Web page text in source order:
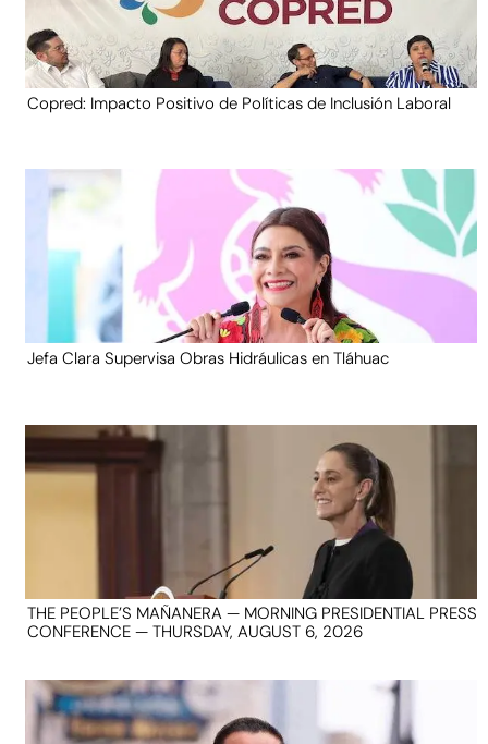
Copred: Impacto Positivo de Políticas de Inclusión Laboral
Jefa Clara Supervisa Obras Hidráulicas en Tláhuac
THE PEOPLE’S MAÑANERA — MORNING PRESIDENTIAL PRESS
CONFERENCE — THURSDAY, AUGUST 6, 2026